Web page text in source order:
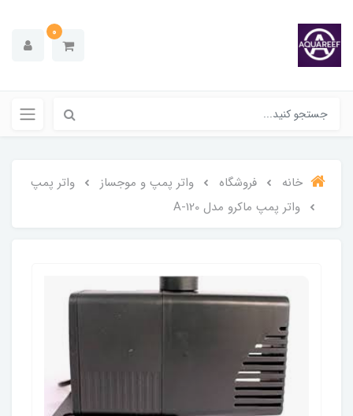
0
خانه فروشگاه واتر پمپ و موجساز
واتر پمپ
واتر پمپ ماکرو مدل A-120